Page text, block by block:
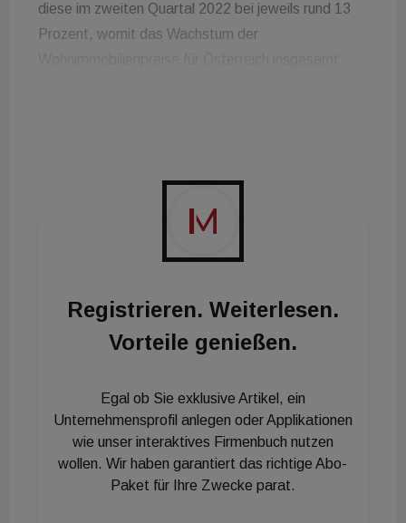
diese im zweiten Quartal 2022 bei jeweils rund 13
Prozent, womit das Wachstum der
verzeichneten trotz der COVID-19-Pandemie ein
auffallend hohes Preiswachstum Ende 2021 und
Anfang 2022. Der Krieg in der Ukraine bringt laut
der OeNB nun neue Herausforderungen für die
davon aus, dass die hohen Inflationsraten und die
steigenden Zinsen die finanzielle Situation privater
Preisauftrieb verringere die Kaufkraft privater
Haushalte, wodurch es ihnen erschwert werden
könnte, ihre Wohnbaukredite zurückzuzahlen. Dem
würden steigende Zinsen gegenüber stehen, die
nicht nur die Nachfrage nach neuen Krediten
Registrieren. Weiterlesen.
Vorteile genießen.
Egal ob Sie exklusive Artikel, ein
Unternehmensprofil anlegen oder Applikationen
wie unser interaktives Firmenbuch nutzen
wollen. Wir haben garantiert das richtige Abo-
Paket für Ihre Zwecke parat.